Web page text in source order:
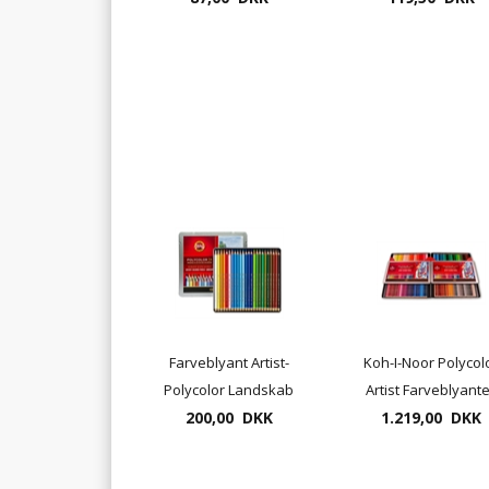
Farveblyant Artist-
Polycolor Landskab
el. Portræt - 24 stk.
200,00 DKK
Koh-I-Noor
Artist
144 pr. æske (
1.219,00 DKK